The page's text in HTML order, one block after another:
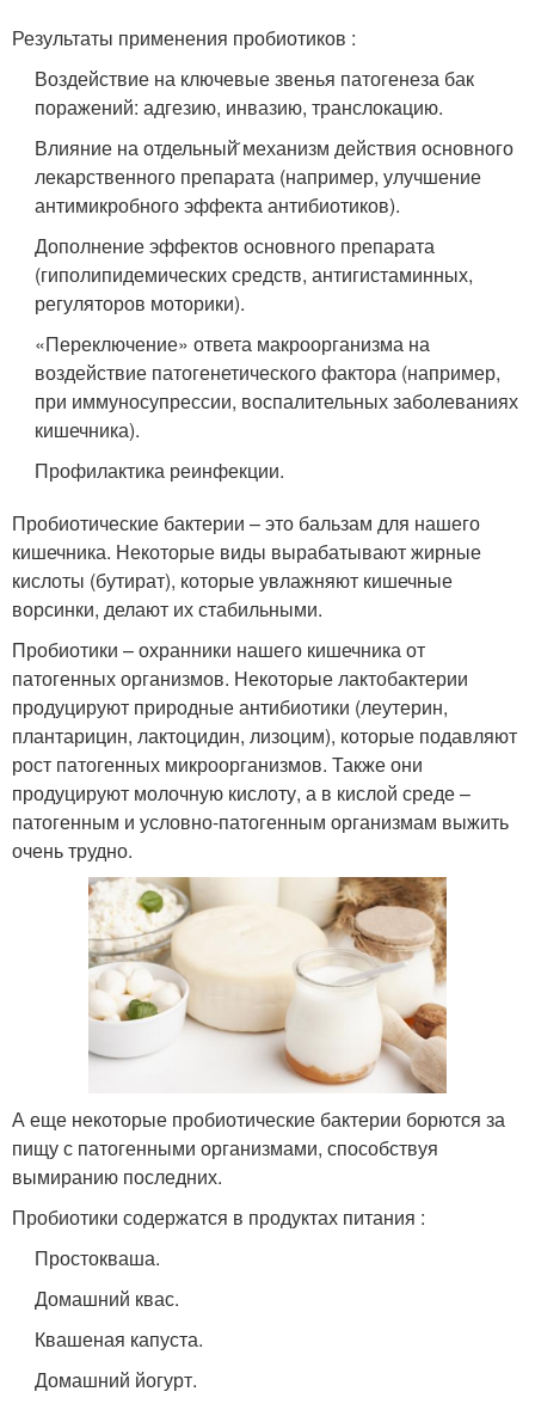
Результаты применения пробиотиков :
Воздействие на ключевые звенья патогенеза бак
поражений: адгезию, инвазию, транслокацию.
Влияние на отдельный̆ механизм действия основного
лекарственного препарата (например, улучшение
антимикробного эффекта антибиотиков).
Дополнение эффектов основного препарата
(гиполипидемических средств, антигистаминных,
регуляторов моторики).
«Переключение» ответа макроорганизма на
воздействие патогенетического фактора (например,
при иммуносупрессии, воспалительных заболеваниях
кишечника).
Профилактика реинфекции.
Пробиотические бактерии – это бальзам для нашего
кишечника. Некоторые виды вырабатывают жирные
кислоты (бутират), которые увлажняют кишечные
ворсинки, делают их стабильными.
Пробиотики – охранники нашего кишечника от
патогенных организмов. Некоторые лактобактерии
продуцируют природные антибиотики (леутерин,
плантарицин, лактоцидин, лизоцим), которые подавляют
рост патогенных микроорганизмов. Также они
продуцируют молочную кислоту, а в кислой среде –
патогенным и условно-патогенным организмам выжить
очень трудно.
А еще некоторые пробиотические бактерии борются за
пищу с патогенными организмами, способствуя
вымиранию последних.
Пробиотики содержатся в продуктах питания :
Простокваша.
Домашний квас.
Квашеная капуста.
Домашний йогурт.